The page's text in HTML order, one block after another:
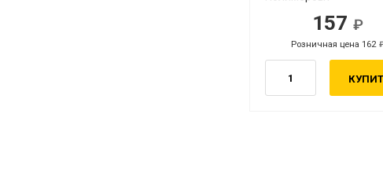
157
Розничная цена 162
руб.
руб.